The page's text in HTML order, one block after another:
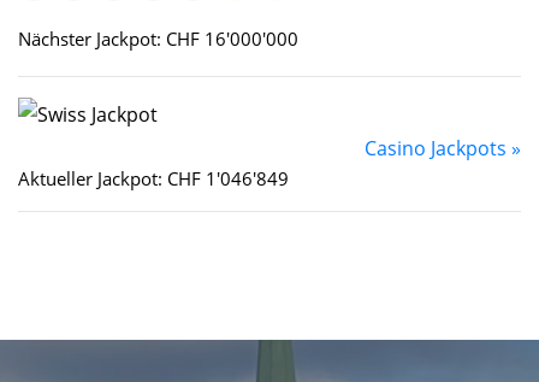
Nächster Jackpot: CHF 16'000'000
Casino Jackpots »
Aktueller Jackpot: CHF 1'046'849